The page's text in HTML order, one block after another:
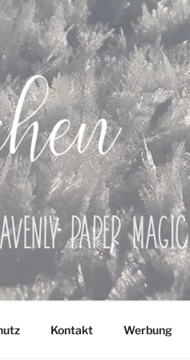
Paper Magic
Kontakt Werbung